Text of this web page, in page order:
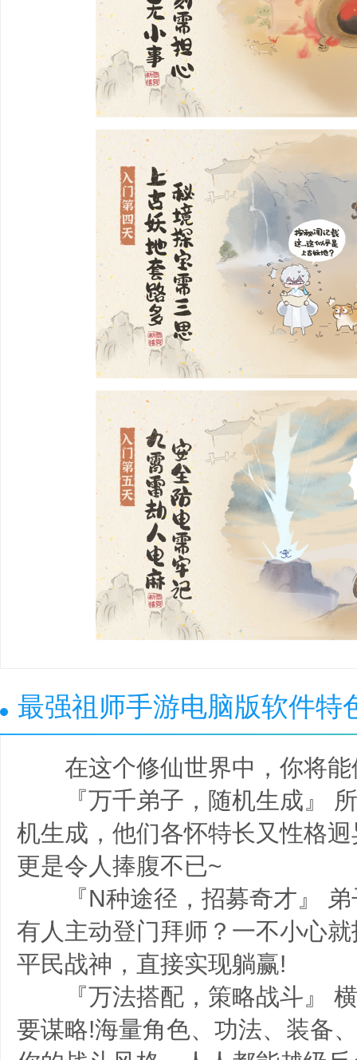
最强祖师手游电脑版软件特
在这个修仙世界中，你将能
『万千弟子，随机生成』 所
机生成，他们各怀特长又性格
更是令人捧腹不已~
『N种途径，招募奇才』 弟
有人主动登门拜师？一不小心
平民战神，直接实现躺赢!
『万法搭配，策略战斗』 横
要谋略!海量角色、功法、装备